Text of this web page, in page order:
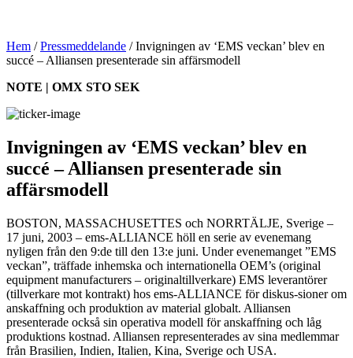
Hem /Pressmeddelande /Invigningen av ‘EMS veckan’ blev en
succé – Alliansen presenterade sin affärsmodell
NOTE | OMX STO SEK
Invigningen av ‘EMS veckan’ blev en
succé – Alliansen presenterade sin
affärsmodell
BOSTON, MASSACHUSETTES och NORRTÄLJE, Sverige –
17 juni, 2003 – ems-ALLIANCE höll en serie av evenemang
nyligen från den 9:de till den 13:e juni. Under evenemanget ”EMS
veckan”, träffade inhemska och internationella OEM’s (original
equipment manufacturers – originaltillverkare) EMS leverantörer
(tillverkare mot kontrakt) hos ems-ALLIANCE för diskus-sioner om
anskaffning och produktion av material globalt. Alliansen
presenterade också sin operativa modell för anskaffning och låg
produktions kostnad. Alliansen representerades av sina medlemmar
från Brasilien, Indien, Italien, Kina, Sverige och USA.